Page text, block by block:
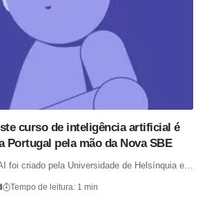
curso de inteligência artificial é
Portugal pela mão da Nova SBE
foi criado pela Universidade de Helsínquia e…
Tempo de leitura: 1 min